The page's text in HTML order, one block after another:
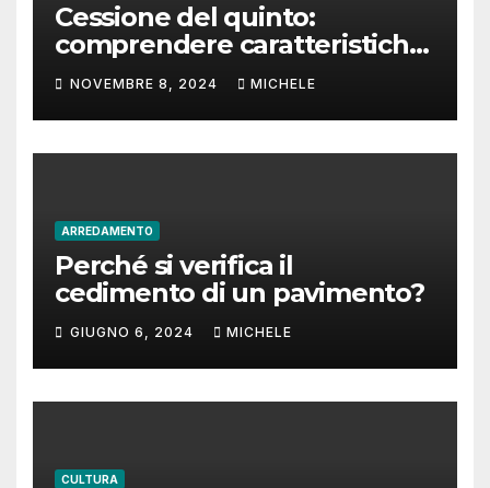
Cessione del quinto:
comprendere caratteristiche
e tempi di rimborso
NOVEMBRE 8, 2024 MICHELE
ARREDAMENTO
Perché si verifica il
cedimento di un pavimento?
GIUGNO 6, 2024 MICHELE
CULTURA